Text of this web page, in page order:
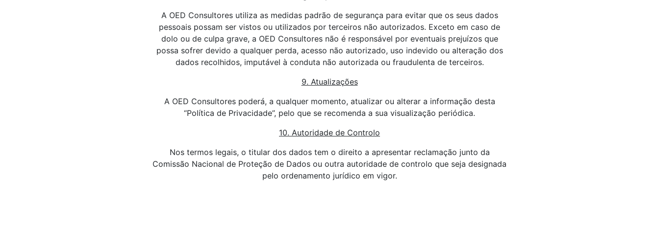
A OED Consultores utiliza as medidas padrão de segurança para evitar que os seus dados
pessoais possam ser vistos ou utilizados por terceiros não autorizados. Exceto em caso de
dolo ou de culpa grave, a OED Consultores não é responsável por eventuais prejuízos que
possa sofrer devido a qualquer perda, acesso não autorizado, uso indevido ou alteração dos
dados recolhidos, imputável à conduta não autorizada ou fraudulenta de terceiros.
9. Atualizações
A OED Consultores poderá, a qualquer momento, atualizar ou alterar a informação desta
“Política de Privacidade”, pelo que se recomenda a sua visualização periódica.
10. Autoridade de Controlo
Nos termos legais, o titular dos dados tem o direito a apresentar reclamação junto da
Comissão Nacional de Proteção de Dados ou outra autoridade de controlo que seja designada
pelo ordenamento jurídico em vigor.